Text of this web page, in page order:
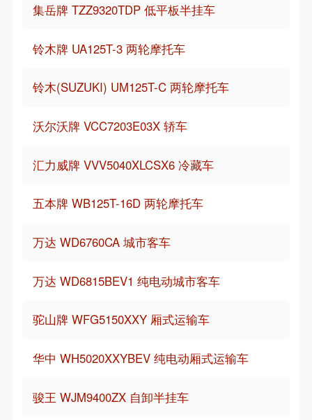
集岳牌 TZZ9320TDP 低平板半挂车
铃木牌 UA125T-3 两轮摩托车
铃木(SUZUKI) UM125T-C 两轮摩托车
沃尔沃牌 VCC7203E03X 轿车
汇力威牌 VVV5040XLCSX6 冷藏车
五本牌 WB125T-16D 两轮摩托车
万达 WD6760CA 城市客车
万达 WD6815BEV1 纯电动城市客车
驼山牌 WFG5150XXY 厢式运输车
华中 WH5020XXYBEV 纯电动厢式运输车
骏王 WJM9400ZX 自卸半挂车